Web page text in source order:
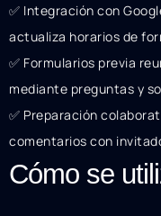
✅ Integración con
actualiza horarios de
✅ Formularios previa
mediante preguntas y
✅ Preparación
comentarios con
Cómo se